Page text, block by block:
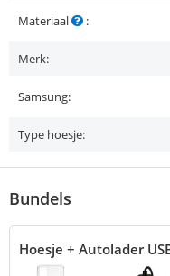
Materiaal :
Merk:
Samsung:
Type hoesje:
Bundels
Hoesje + Autolader